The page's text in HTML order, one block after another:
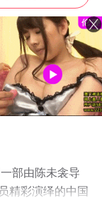
部由陈未衾导
精彩演绎的中国